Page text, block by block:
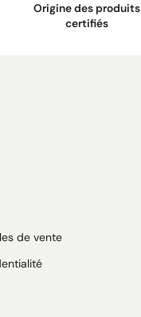
Origine des produits
certifiés
de vente